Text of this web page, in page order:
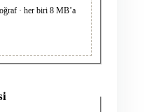
· her biri 8 MB’a